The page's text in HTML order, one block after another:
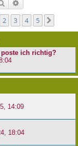
Suche
2 3 4 5
poste ich richtig?
14:09
18:04